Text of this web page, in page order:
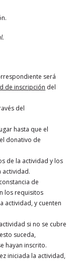
será
de inscripción del
del
hasta que el
donativo de
de la actividad y los
actividad.
de
los requisitos
actividad, y cuenten
si no se cubre
suceda,
hayan inscrito.
iniciada la actividad,